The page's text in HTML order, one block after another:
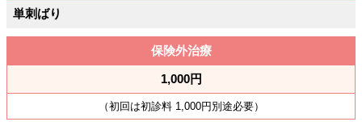
単刺ばり
保険外治療
1,000円
（初回は初診料 1,000円別途必要）